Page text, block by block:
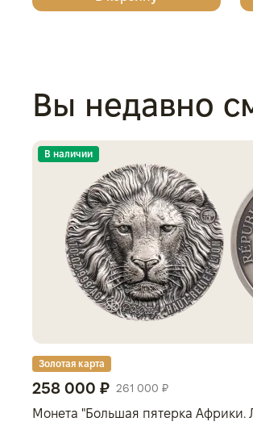
Вы недавно
В наличии
Золотая карта
258 000 ₽ 261 000 ₽
Монета "Большая пятерка Африки.